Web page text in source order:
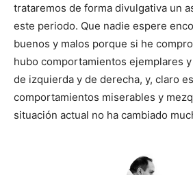
trataremos de forma divulgativa un
este periodo. Que nadie espere
buenos y malos porque si he
hubo comportamientos ejemplares
de izquierda y de derecha, y, claro
comportamientos miserables y
situación actual no ha cambiado